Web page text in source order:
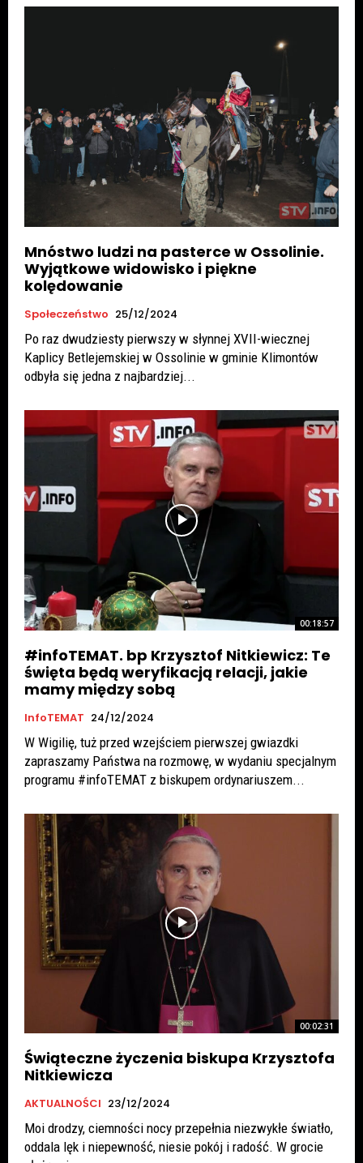
Mnóstwo ludzi na pasterce w Ossolinie.
Wyjątkowe widowisko i piękne
kolędowanie
Społeczeństwo 25/12/2024
Po raz dwudziesty pierwszy w słynnej XVII-wiecznej
Kaplicy Betlejemskiej w Ossolinie w gminie Klimontów
odbyła się jedna z najbardziej...
00:18:57
#infoTEMAT. bp Krzysztof Nitkiewicz: Te
święta będą weryfikacją relacji, jakie
mamy między sobą
InfoTEMAT 24/12/2024
W Wigilię, tuż przed wzejściem pierwszej gwiazdki
zapraszamy Państwa na rozmowę, w wydaniu specjalnym
programu #infoTEMAT z biskupem ordynariuszem...
00:02:31
Świąteczne życzenia biskupa Krzysztofa
Nitkiewicza
AKTUALNOŚCI 23/12/2024
Moi drodzy, ciemności nocy przepełnia niezwykłe światło,
oddala lęk i niepewność, niesie pokój i radość. W grocie